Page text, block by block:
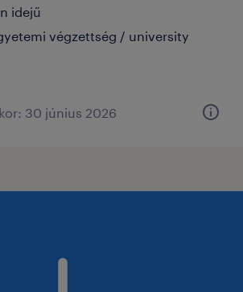
idejű
végzettség / university
30 június 2026